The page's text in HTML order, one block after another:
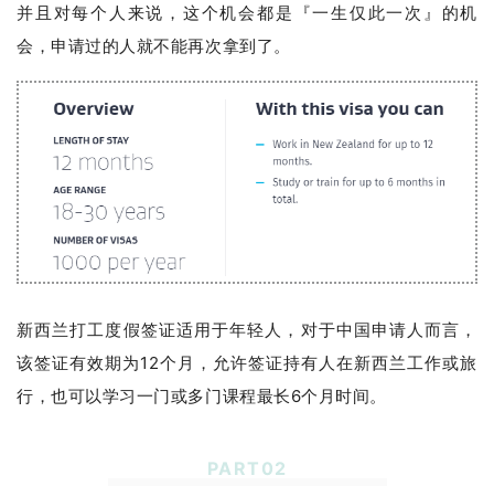
并且对每个人来说，这个机会都是『一生仅此一次』的机
会，申请过的人就不能再次拿到了。
新西兰打工度假签证适用于年轻人，对于中国申请人而言，
该签证有效期为12个月，允许签证持有人在新西兰工作或旅
行，也可以学习一门或多门课程最长6个月时间。
PART 02